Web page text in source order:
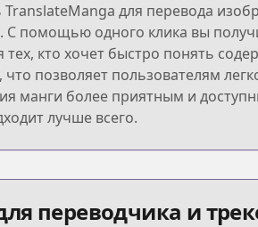
для перевода
С помощью одного клика вы
кто хочет быстро понять
позволяет пользователям
манги более приятным и
лучше всего.
переводчика и